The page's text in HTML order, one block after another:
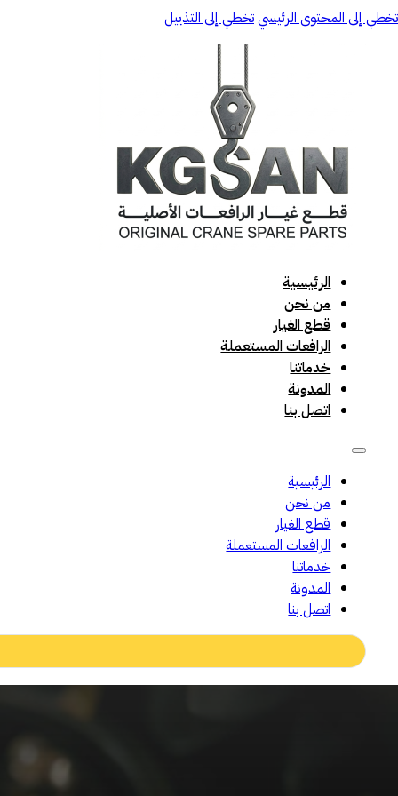
تخطي إلى المحتوى الرئيسيتخطي إلى التذييل
الرئيسية
من نحن
قطع الغيار
الرافعات المستعملة
خدماتنا
المدونة
اتصل بنا
الرئيسية
من نحن
قطع الغيار
الرافعات المستعملة
خدماتنا
المدونة
اتصل بنا
Search
...